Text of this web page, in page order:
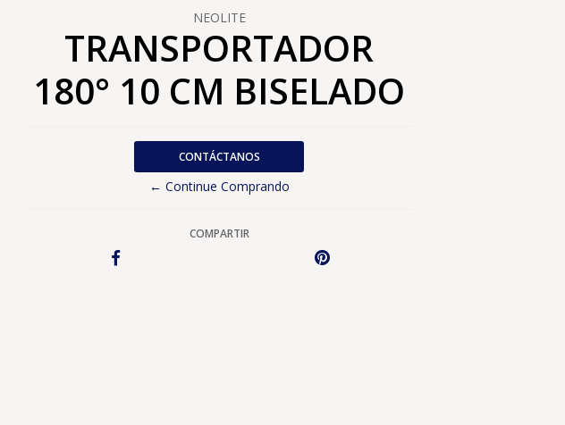
NEOLITE
TRANSPORTADOR
180° 10 CM BISELADO
CONTÁCTANOS
← Continue Comprando
COMPARTIR